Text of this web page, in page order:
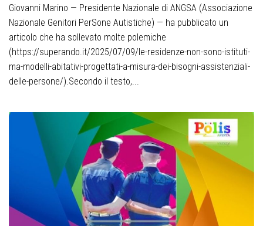
Giovanni Marino — Presidente Nazionale di ANGSA (Associazione
Nazionale Genitori PerSone Autistiche) — ha pubblicato un
articolo che ha sollevato molte polemiche
(https://superando.it/2025/07/09/le-residenze-non-sono-istituti-
ma-modelli-abitativi-progettati-a-misura-dei-bisogni-assistenziali-
delle-persone/).Secondo il testo,...